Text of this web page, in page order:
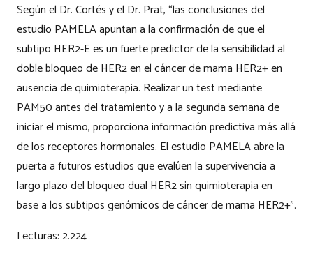
Según el Dr. Cortés y el Dr. Prat, “las conclusiones del
estudio PAMELA apuntan a la confirmación de que el
subtipo HER2-E es un fuerte predictor de la sensibilidad al
doble bloqueo de HER2 en el cáncer de mama HER2+ en
ausencia de quimioterapia. Realizar un test mediante
PAM50 antes del tratamiento y a la segunda semana de
iniciar el mismo, proporciona información predictiva más allá
de los receptores hormonales. El estudio PAMELA abre la
puerta a futuros estudios que evalúen la supervivencia a
largo plazo del bloqueo dual HER2 sin quimioterapia en
base a los subtipos genómicos de cáncer de mama HER2+”.
Lecturas:2.224